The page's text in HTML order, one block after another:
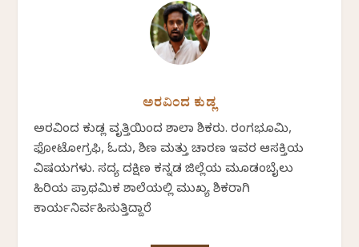
ಅರವಿಂದ ಕುಡ್ಲ
ಅರವಿಂದ ಕುಡ್ಲ ವೃತ್ತಿಯಿಂದ ಶಾಲಾ ಶಿಕ್ಷಕರು. ರಂಗಭೂಮಿ,
ಫೋಟೋಗ್ರಫಿ, ಓದು, ಶಿಕ್ಷಣ ಮತ್ತು ಚಾರಣ ಇವರ ಆಸಕ್ತಿಯ
ವಿಷಯಗಳು. ಸದ್ಯ ದಕ್ಷಿಣ ಕನ್ನಡ ಜಿಲ್ಲೆಯ ಮೂಡಂಬೈಲು
ಹಿರಿಯ ಪ್ರಾಥಮಿಕ ಶಾಲೆಯಲ್ಲಿ ಮುಖ್ಯ ಶಿಕ್ಷಕರಾಗಿ
ಕಾರ್ಯನಿರ್ವಹಿಸುತ್ತಿದ್ದಾರೆ